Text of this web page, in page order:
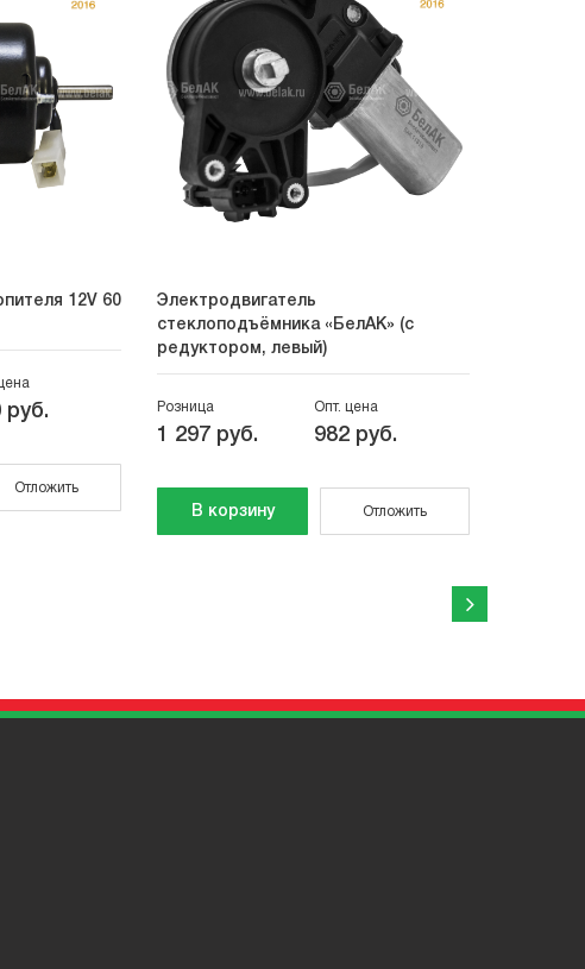
12V 60
руб.
Отложить
Электродвигатель
стеклоподъёмника «БелАК» (с
редуктором, левый)
Розница
1 297 руб.
Опт. цена
982 руб.
В корзину Отложить